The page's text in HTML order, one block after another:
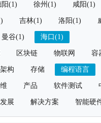
阳(1) 徐州(1) 咸阳(1)
吉林(1) 洛阳(1)
曼谷(1) 海口(1)
区块链 物联网 容
构 存储 编程语言
产品 软件测试
展 解决方案 智能硬